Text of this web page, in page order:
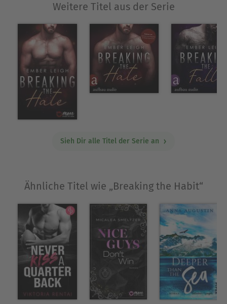
Weitere Titel aus der Serie
Sieh Dir alle Titel der Serie an
Ähnliche Titel wie „Breaking the Habit“